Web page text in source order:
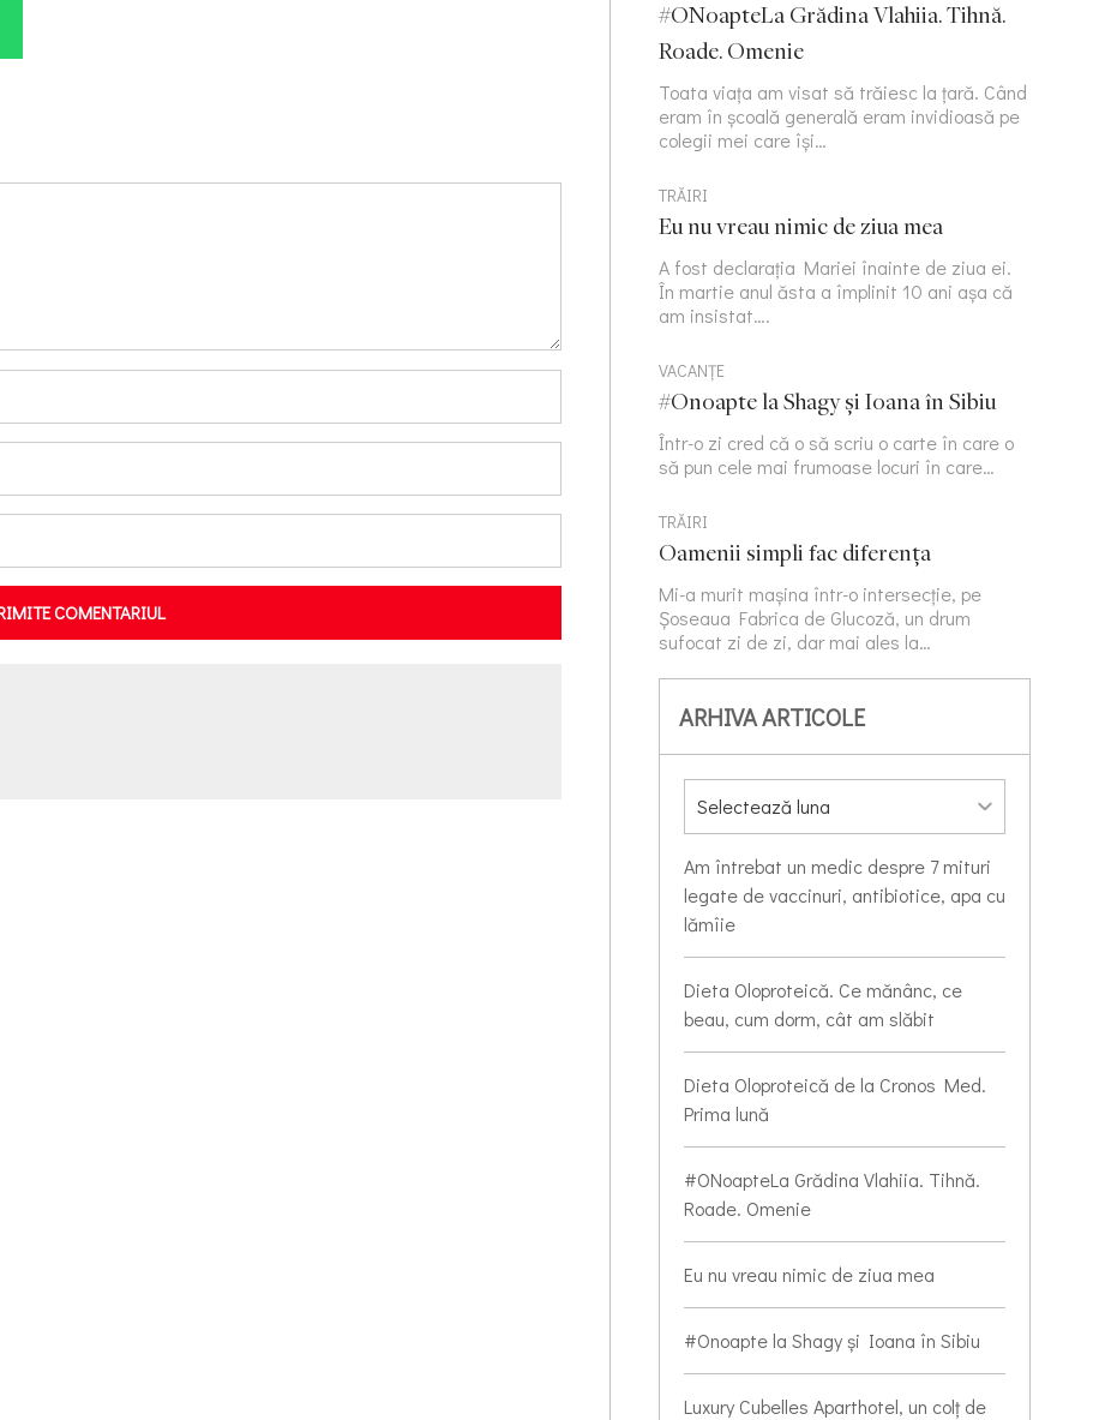
COMENTARIUL
#ONoapteLa Grădina Vlahiia. Tihnă.
Roade. Omenie
Toata viața am visat să trăiesc la țară. Când
eram în școală generală eram invidioasă pe
colegii mei care își…
TRĂIRI
Eu nu vreau nimic de ziua mea
A fost declarația Mariei înainte de ziua ei.
În martie anul ăsta a împlinit 10 ani așa că
am insistat….
VACANȚE
#Onoapte la Shagy și Ioana în Sibiu
Într-o zi cred că o să scriu o carte în care o
să pun cele mai frumoase locuri în care…
TRĂIRI
Oamenii simpli fac diferența
Mi-a murit mașina într-o intersecție, pe
Șoseaua Fabrica de Glucoză, un drum
sufocat zi de zi, dar mai ales la…
ARHIVA ARTICOLE
Am întrebat un medic despre 7 mituri
legate de vaccinuri, antibiotice, apa cu
lămîie
Dieta Oloproteică. Ce mănânc, ce
beau, cum dorm, cât am slăbit
Dieta Oloproteică de la Cronos Med.
Prima lună
#ONoapteLa Grădina Vlahiia. Tihnă.
Roade. Omenie
Eu nu vreau nimic de ziua mea
#Onoapte la Shagy și Ioana în Sibiu
Luxury Cubelles Aparthotel, un colț de